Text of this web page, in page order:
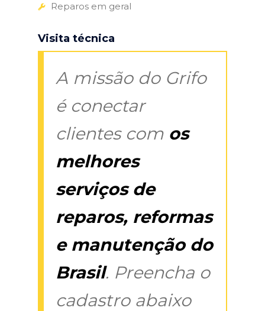
Reparos em geral
Visita técnica
A missão do Grifo
é conectar
clientes com os
melhores
serviços de
reparos, reformas
e manutenção do
Brasil. Preencha o
cadastro abaixo